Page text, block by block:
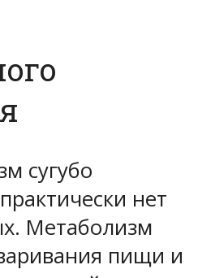
сугубо
нет
Метаболизм
пищи и